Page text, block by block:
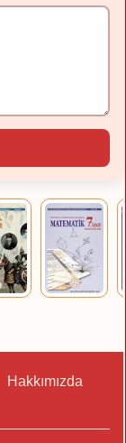
Hakkımızda